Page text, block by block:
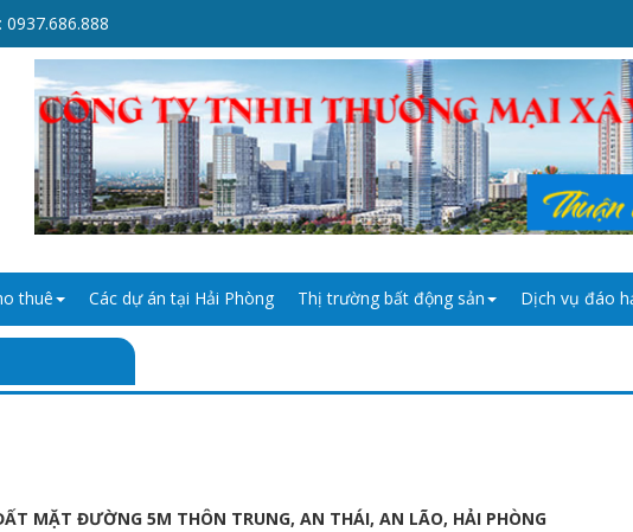
0937.686.888
thuê Các dự án tại Hải Phòng Thị trường bất động sản Dịch vụ đáo
MẶT ĐƯỜNG 5M THÔN TRUNG, AN THÁI, AN LÃO, HẢI PHÒNG